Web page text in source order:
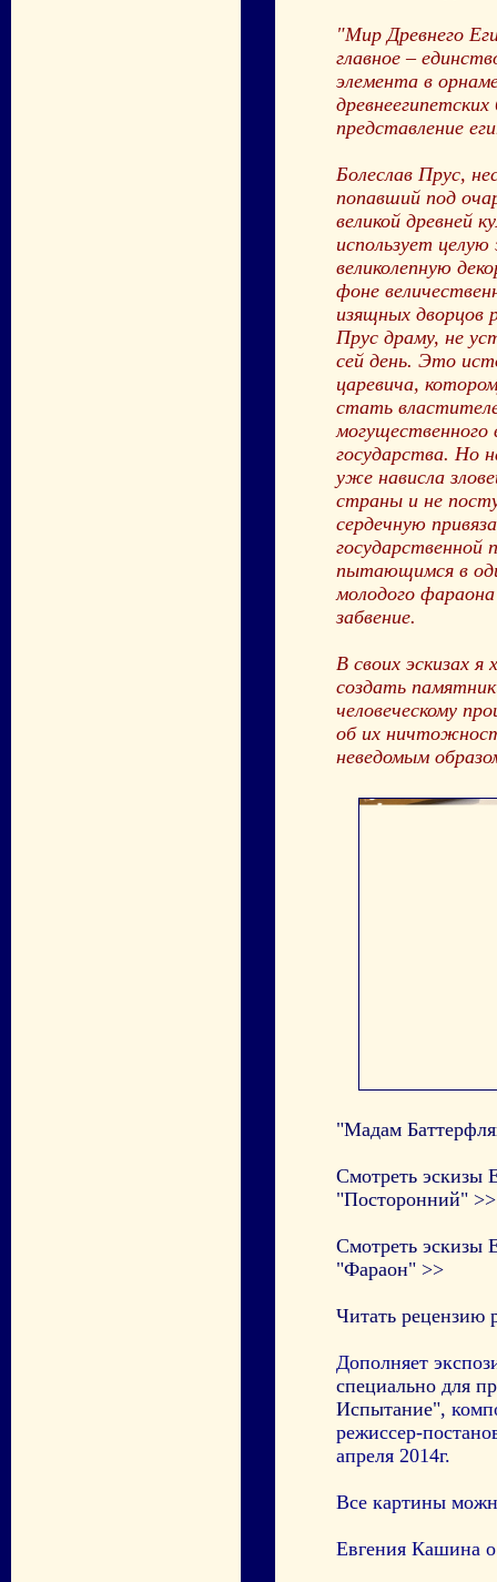
"Мир Древнего
главное –
элемента в
представление
Болеслав Прус,
попавший под
великой древней
использует целую
великолепную
фоне
изящных дворцов
Прус драму, не
сей день. Это
царевича,
стать
могущественного
государства. Но
уже нависла
страны и не
сердечную
пытающимся в
молодого
забвение.
В своих эскизах
создать
человеческому
об их
неведомым
"Мадам
Смотреть эскизы
"Посторонний" >>
Смотреть эскизы
"Фараон" >>
Читать рецензию
Дополняет
специально для
Испытание",
режиссер-
апреля 2014г.
Все картины
Евгения Кашина